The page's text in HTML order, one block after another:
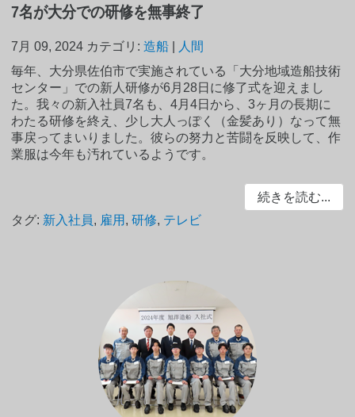
7名が大分での研修を無事終了
7月 09, 2024 カテゴリ:造船
人間
毎年、大分県佐伯市で実施されている「大分地域造船技術
センター」での新人研修が6月28日に修了式を迎えまし
た。我々の新入社員7名も、4月4日から、3ヶ月の長期に
わたる研修を終え、少し大人っぽく（金髪あり）なって無
事戻ってまいりました。彼らの努力と苦闘を反映して、作
業服は今年も汚れているようです。
続きを読む...
タグ: 新入社員, 雇用 ,研修, テレビ